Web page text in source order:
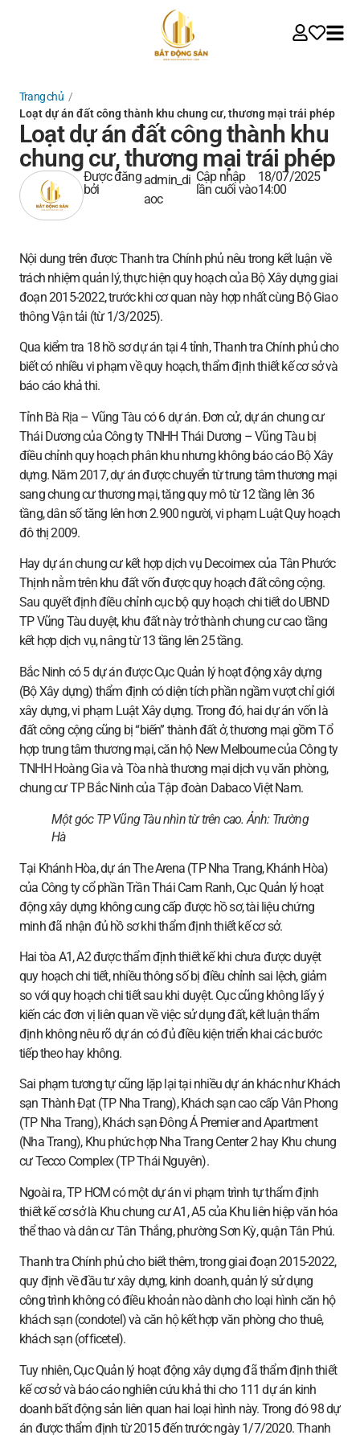
Trang chủ /
Loạt dự án đất công thành khu chung cư, thương mại trái phép
Loạt dự án đất công thành khu
chung cư, thương mại trái phép
Được đăng
bởi
admin_di
aoc
Cập nhập
lần cuối vào
18/07/2025
14:00
Nội dung trên được Thanh tra Chính phủ nêu trong kết luận về
trách nhiệm quản lý, thực hiện quy hoạch của Bộ Xây dựng giai
đoạn 2015-2022, trước khi cơ quan này hợp nhất cùng Bộ Giao
thông Vận tải (từ 1/3/2025).
Qua kiểm tra 18 hồ sơ dự án tại 4 tỉnh, Thanh tra Chính phủ cho
biết có nhiều vi phạm về quy hoạch, thẩm định thiết kế cơ sở và
báo cáo khả thi.
Tỉnh Bà Rịa – Vũng Tàu có 6 dự án. Đơn cử, dự án chung cư
Thái Dương của Công ty TNHH Thái Dương – Vũng Tàu bị
điều chỉnh quy hoạch phân khu nhưng không báo cáo Bộ Xây
dựng. Năm 2017, dự án được chuyển từ trung tâm thương mại
sang chung cư thương mại, tăng quy mô từ 12 tầng lên 36
tầng, dân số tăng lên hơn 2.900 người, vi phạm Luật Quy hoạch
đô thị 2009.
Hay dự án chung cư kết hợp dịch vụ Decoimex của Tân Phước
Thịnh nằm trên khu đất vốn được quy hoạch đất công cộng.
Sau quyết định điều chỉnh cục bộ quy hoạch chi tiết do UBND
TP Vũng Tàu duyệt, khu đất này trở thành chung cư cao tầng
kết hợp dịch vụ, nâng từ 13 tầng lên 25 tầng.
Bắc Ninh có 5 dự án được Cục Quản lý hoạt động xây dựng
(Bộ Xây dựng) thẩm định có diện tích phần ngầm vượt chỉ giới
xây dựng, vi phạm Luật Xây dựng. Trong đó, hai dự án vốn là
đất công cộng cũng bị “biến” thành đất ở, thương mại gồm Tổ
hợp trung tâm thương mại, căn hộ New Melbourne của Công ty
TNHH Hoàng Gia và Tòa nhà thương mại dịch vụ văn phòng,
chung cư TP Bắc Ninh của Tập đoàn Dabaco Việt Nam.
Một góc TP Vũng Tàu nhìn từ trên cao. Ảnh: Trường
Hà
Tại Khánh Hòa, dự án The Arena (TP Nha Trang, Khánh Hòa)
của Công ty cổ phần Trần Thái Cam Ranh, Cục Quản lý hoạt
động xây dựng không cung cấp được hồ sơ, tài liệu chứng
minh đã nhận đủ hồ sơ khi thẩm định thiết kế cơ sở.
Hai tòa A1, A2 được thẩm định thiết kế khi chưa được duyệt
quy hoạch chi tiết, nhiều thông số bị điều chỉnh sai lệch, giảm
so với quy hoạch chi tiết sau khi duyệt. Cục cũng không lấy ý
kiến các đơn vị liên quan về việc sử dụng đất, kết luận thẩm
định không nêu rõ dự án có đủ điều kiện triển khai các bước
tiếp theo hay không.
Sai phạm tương tự cũng lặp lại tại nhiều dự án khác như Khách
sạn Thành Đạt (TP Nha Trang), Khách sạn cao cấp Vân Phong
(TP Nha Trang), Khách sạn Đông Á Premier and Apartment
(Nha Trang), Khu phức hợp Nha Trang Center 2 hay Khu chung
cư Tecco Complex (TP Thái Nguyên).
Ngoài ra, TP HCM có một dự án vi phạm trình tự thẩm định
thiết kế cơ sở là Khu chung cư A1, A5 của Khu liên hiệp văn hóa
thể thao và dân cư Tân Thắng, phường Sơn Kỳ, quận Tân Phú.
Thanh tra Chính phủ cho biết thêm, trong giai đoạn 2015-2022,
quy định về đầu tư xây dựng, kinh doanh, quản lý sử dụng
công trình không có điều khoản nào dành cho loại hình căn hộ
khách sạn (condotel) và căn hộ kết hợp văn phòng cho thuê,
khách sạn (officetel).
Tuy nhiên, Cục Quản lý hoạt động xây dựng đã thẩm định thiết
kế cơ sở và báo cáo nghiên cứu khả thi cho 111 dự án kinh
doanh bất động sản liên quan hai loại hình này. Trong đó 98 dự
án được thẩm định từ 2015 đến trước ngày 1/7/2020. Thanh